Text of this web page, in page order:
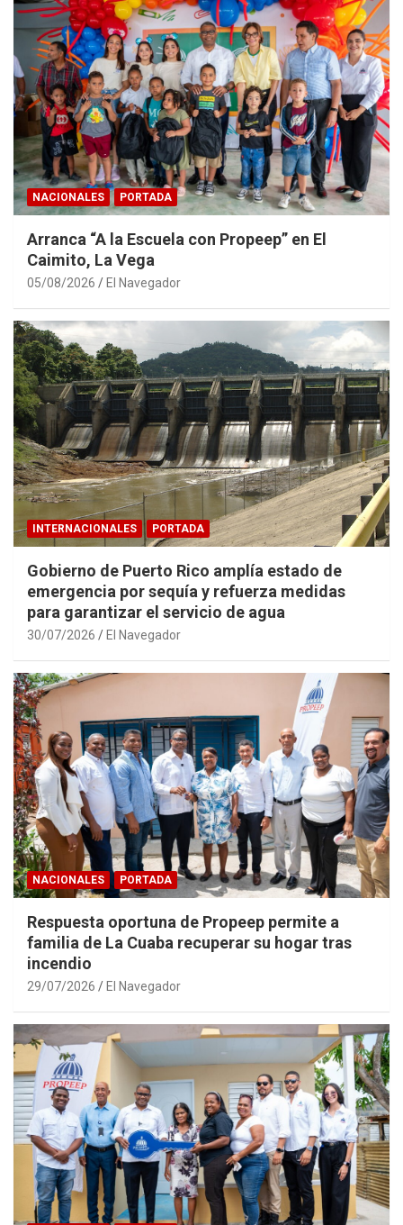
NACIONALES PORTADA
Arranca “A la Escuela con Propeep” en El
Caimito, La Vega
05/08/2026 El Navegador
INTERNACIONALES PORTADA
Gobierno de Puerto Rico amplía estado de
emergencia por sequía y refuerza medidas
para garantizar el servicio de agua
30/07/2026 El Navegador
NACIONALES PORTADA
Respuesta oportuna de Propeep permite a
familia de La Cuaba recuperar su hogar tras
incendio
29/07/2026 El Navegador